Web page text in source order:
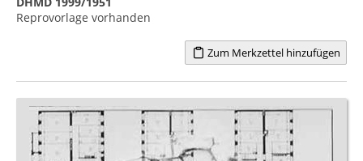
Reprovorlage vorhanden
Zum Merkzettel hinzufügen